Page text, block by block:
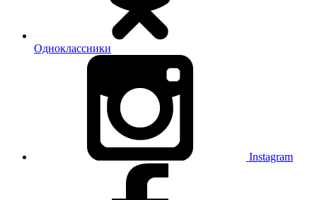
Одноклассники
Instagram